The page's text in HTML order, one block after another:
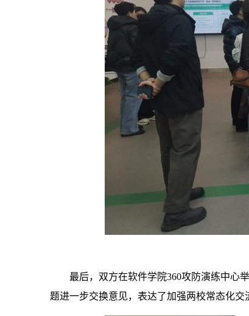
最后，双方在软件学院360攻防演练中心
题进一步交换意见，表达了加强两校常态化交